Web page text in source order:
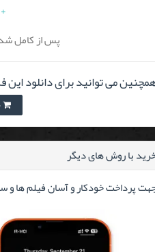
+ 1500 تومان (10 درصد مالیات بر ارزش افزوده)
پس از کامل
می توانید برای دانلود این
با روش های دیگر
پرداخت خودکار و آسان فیلم ها و